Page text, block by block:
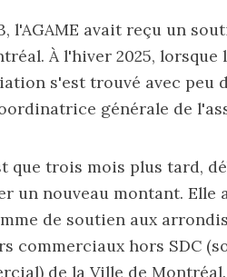
l'AGAME avait reçu un
À l'hiver 2025,
s'est trouvé avec peu
générale de
que trois mois plus tard,
un nouveau montant. Elle
de soutien aux
commerciaux hors SDC
de la Ville de Montréal.